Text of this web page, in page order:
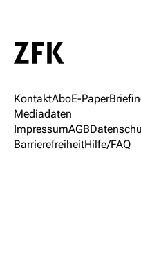
KontaktAboE-Paper
Mediadaten
ImpressumAGB
BarrierefreiheitHilfe/FAQ